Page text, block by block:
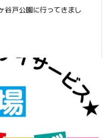
谷戸公園に行ってきまし